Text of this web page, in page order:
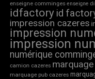
enseigne comminges enseigne
idfactory id
impression cazeres
impression
impression
numérique
camion cazeres
marquage pub cazeres